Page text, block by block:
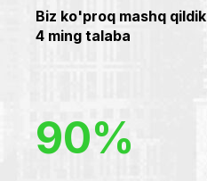
Biz ko'proq mashq qildik
4 ming talaba
90%